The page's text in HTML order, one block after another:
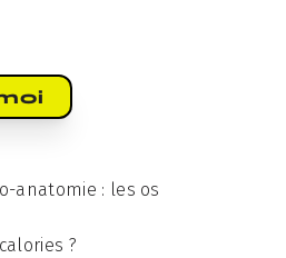
anatomie : les os
?